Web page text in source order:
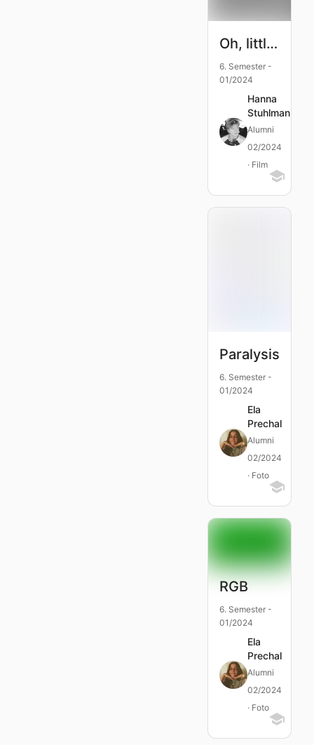
Oh, little GIRL
6. Semester -
01/2024
Hanna
Stuhlmann
Alumni
02/2024
· Film
Paralysis
6. Semester -
01/2024
Ela
Prechal
Alumni
02/2024
· Foto
RGB
6. Semester -
01/2024
Ela
Prechal
Alumni
02/2024
· Foto